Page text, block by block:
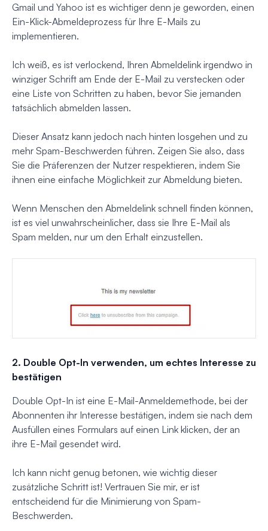
Gmail und Yahoo ist es wichtiger denn je geworden, einen
Ein-Klick-Abmeldeprozess für Ihre E-Mails zu
implementieren.
Ich weiß, es ist verlockend, Ihren Abmeldelink irgendwo in
winziger Schrift am Ende der E-Mail zu verstecken oder
eine Liste von Schritten zu haben, bevor Sie jemanden
tatsächlich abmelden lassen.
Dieser Ansatz kann jedoch nach hinten losgehen und zu
mehr Spam-Beschwerden führen. Zeigen Sie also, dass
Sie die Präferenzen der Nutzer respektieren, indem Sie
ihnen eine einfache Möglichkeit zur Abmeldung bieten.
Wenn Menschen den Abmeldelink schnell finden können,
ist es viel unwahrscheinlicher, dass sie Ihre E-Mail als
Spam melden, nur um den Erhalt einzustellen.
2. Double Opt-In verwenden, um echtes Interesse zu
bestätigen
Double Opt-In ist eine E-Mail-Anmeldemethode, bei der
Abonnenten ihr Interesse bestätigen, indem sie nach dem
Ausfüllen eines Formulars auf einen Link klicken, der an
ihre E-Mail gesendet wird.
Ich kann nicht genug betonen, wie wichtig dieser
zusätzliche Schritt ist! Vertrauen Sie mir, er ist
entscheidend für die Minimierung von Spam-
Beschwerden.